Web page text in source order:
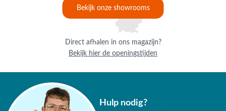
Bekijk onze showrooms
Direct afhalen in ons magazijn?
Bekijk hier de openingstijden
Hulp nodig?